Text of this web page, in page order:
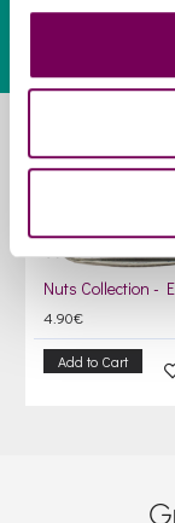
4.90€
Add to Cart